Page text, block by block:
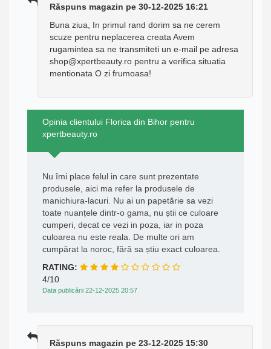
Răspuns magazin pe 30-12-2025 16:21
Buna ziua, In primul rand dorim sa ne cerem
scuze pentru neplacerea creata Avem
rugamintea sa ne transmiteti un e-mail pe adresa
shop@xpertbeauty.ro pentru a verifica situatia
mentionata O zi frumoasa!
Opinia clientului Florica din Bihor pentru
xpertbeauty.ro
Nu îmi place felul in care sunt prezentate
produsele, aici ma refer la produsele de
manichiura-lacuri. Nu ai un papetărie sa vezi
toate nuanțele dintr-o gama, nu știi ce culoare
cumperi, decat ce vezi in poza, iar in poza
culoarea nu este reala. De multe ori am
cumpărat la noroc, fără sa știu exact culoarea.
RATING:
4/10
Data publicării 22-12-2025 20:57
Răspuns magazin pe 23-12-2025 15:30